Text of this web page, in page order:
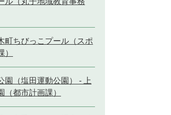
町ちびっこプール（スポ
）
園（塩田運動公園） - 上
（都市計画課）